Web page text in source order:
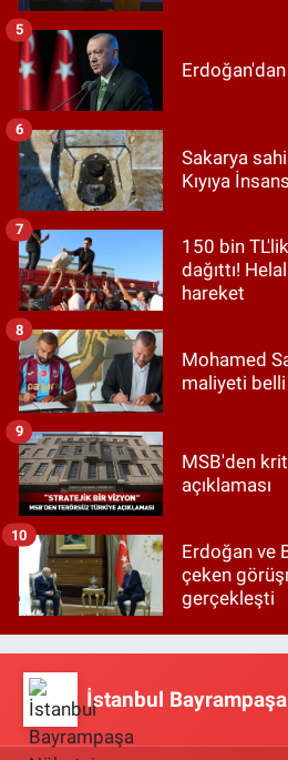
5
Sakarya
Kıyıya
6
150 bin
dağıttı!
hareket
7
Mohamed
maliyeti
8
MSB'den
açıklaması
9
Erdoğan ve
çeken
gerçekleşti
10
İstanbul